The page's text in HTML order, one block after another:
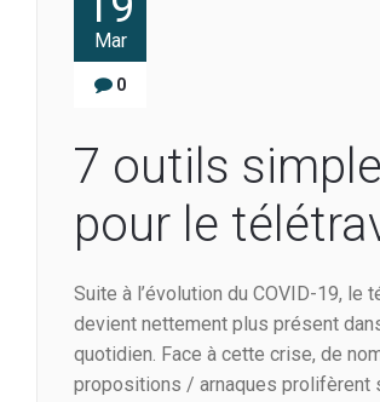
Mar
0
7 outils
pour le
Suite à l’évolution du COVID-19, le
devient nettement plus présent
quotidien. Face à cette crise, de
propositions / arnaques prolifèrent